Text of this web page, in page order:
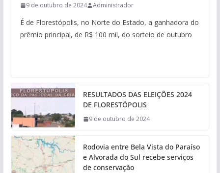
9 de outubro de 2024 Administrador
É de Florestópolis, no Norte do Estado, a ganhadora do
prêmio principal, de R$ 100 mil, do sorteio de outubro
RESULTADOS DAS ELEIÇÕES 2024
DE FLORESTÓPOLIS
9 de outubro de 2024
Rodovia entre Bela Vista do Paraíso
e Alvorada do Sul recebe serviços
de conservação